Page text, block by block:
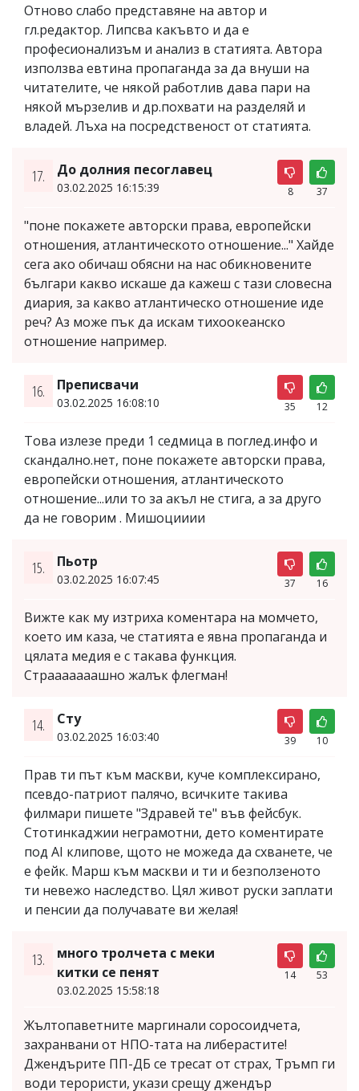
Отново слабо представяне на автор и
гл.редактор. Липсва какъвто и да е
професионализъм и анализ в статията. Автора
използва евтина пропаганда за да внуши на
читателите, че някой работлив дава пари на
някой мързелив и др.похвати на разделяй и
владей. Лъха на посредственост от статията.
17. До долния песоглавец
03.02.2025 16:15:39 8 37
"поне покажете авторски права, европейски
отношения, атлантическото отношение..." Хайде
сега ако обичаш обясни на нас обикновените
българи какво искаше да кажеш с тази словесна
диария, за какво атлантическо отношение иде
реч? Аз може пък да искам тихоокеанско
отношение например.
16. Преписвачи
03.02.2025 16:08:10 35 12
Това излезе преди 1 седмица в поглед.инфо и
скандално.нет, поне покажете авторски права,
европейски отношения, атлантическото
отношение...или то за акъл не стига, а за друго
да не говорим . Мишоцииии
15. Пьотр
03.02.2025 16:07:45 37 16
Вижте как му изтриха коментара на момчето,
което им каза, че статията е явна пропаганда и
цялата медия е с такава функция.
Страаааааашно жалък флегман!
14. Сту
03.02.2025 16:03:40 39 10
Прав ти път към маскви, куче комплексирано,
псевдо-патриот палячо, всичките такива
филмари пишете "Здравей те" във фейсбук.
Стотинкаджии неграмотни, дето коментирате
под AI клипове, щото не можеда да схванете, че
е фейк. Марш към маскви и ти и безползеното
ти невежо наследство. Цял живот руски заплати
и пенсии да получавате ви желая!
13.
много тролчета с меки
китки се пенят
03.02.2025 15:58:18
14 53
Жълтопаветните маргинали соросоидчета,
захранвани от НПО-тата на либерастите!
Джендърите ПП-ДБ се тресат от страх, Тръмп ги
води терористи, укази срещу джендър